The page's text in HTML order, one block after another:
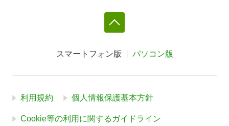
スマートフォン版 パソコン版
利用規約 個人情報保護基本方針
Cookie等の利用に関するガイドライン